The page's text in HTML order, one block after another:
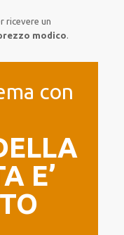
ricevere un
modico.
con
E’